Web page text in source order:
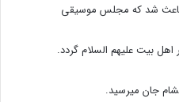
باعث شد که مجلس موسیقی
بیت علیهم السلام گردد.
جان میرسید.